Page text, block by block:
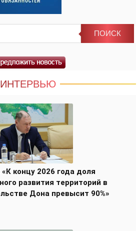
ИНТЕРВЬЮ
концу 2026 года доля
развития территорий в
Дона превысит 90%»